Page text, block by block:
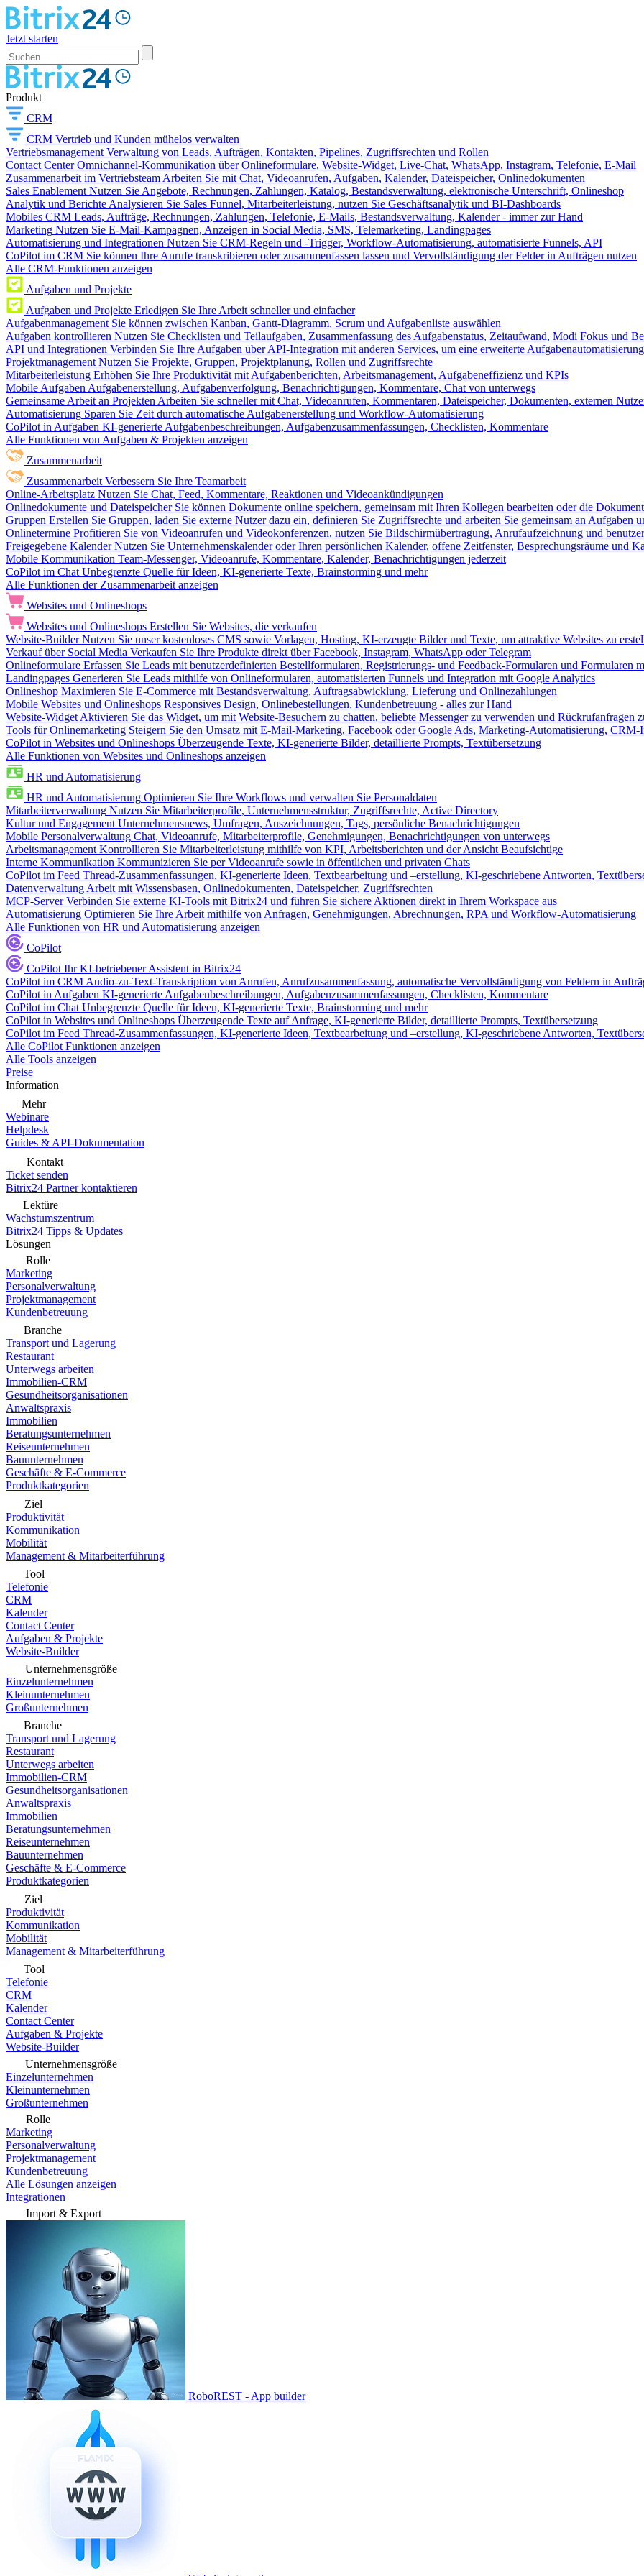
Jetzt starten
Produkt
CRM
CRM Vertrieb und Kunden mühelos verwalten
Vertriebsmanagement Verwaltung von Leads, Aufträgen, Kontakten, Pipelines, Zugriffsrechten und Rollen
Contact Center Omnichannel-Kommunikation über Onlineformulare, Website-Widget, Live-Chat, WhatsApp, Instagram, Telefonie, E-Mail
Zusammenarbeit im Vertriebsteam Arbeiten Sie mit Chat, Videoanrufen, Aufgaben, Kalender, Dateispeicher, Onlinedokumenten
Sales Enablement Nutzen Sie Angebote, Rechnungen, Zahlungen, Katalog, Bestandsverwaltung, elektronische Unterschrift, Onlineshop
Analytik und Berichte Analysieren Sie Sales Funnel, Mitarbeiterleistung, nutzen Sie Geschäftsanalytik und BI-Dashboards
Mobiles CRM Leads, Aufträge, Rechnungen, Zahlungen, Telefonie, E-Mails, Bestandsverwaltung, Kalender - immer zur Hand
Marketing Nutzen Sie E-Mail-Kampagnen, Anzeigen in Social Media, SMS, Telemarketing, Landingpages
Automatisierung und Integrationen Nutzen Sie CRM-Regeln und -Trigger, Workflow-Automatisierung, automatisierte Funnels, API
CoPilot im CRM Sie können Ihre Anrufe transkribieren oder zusammenfassen lassen und Vervollständigung der Felder in Aufträgen nutzen
Alle CRM-Funktionen anzeigen
Aufgaben und Projekte
Aufgaben und Projekte Erledigen Sie Ihre Arbeit schneller und einfacher
Aufgabenmanagement Sie können zwischen Kanban, Gantt-Diagramm, Scrum und Aufgabenliste auswählen
Aufgaben kontrollieren Nutzen Sie Checklisten und Teilaufgaben, Zusammenfassung des Aufgabenstatus, Zeitaufwand, Modi Fokus und
API und Integrationen Verbinden Sie Ihre Aufgaben über API-Integration mit anderen Services, um eine erweiterte
Projektmanagement Nutzen Sie Projekte, Gruppen, Projektplanung, Rollen und Zugriffsrechte
Mitarbeiterleistung Erhöhen Sie Ihre Produktivität mit Aufgabenberichten, Arbeitsmanagement, Aufgabeneffizienz und KPIs
Mobile Aufgaben Aufgabenerstellung, Aufgabenverfolgung, Benachrichtigungen, Kommentare, Chat von unterwegs
Gemeinsame Arbeit an Projekten Arbeiten Sie schneller mit Chat, Videoanrufen, Kommentaren, Dateispeicher, Dokumenten, externen
Automatisierung Sparen Sie Zeit durch automatische Aufgabenerstellung und Workflow-Automatisierung
CoPilot in Aufgaben KI-generierte Aufgabenbeschreibungen, Aufgabenzusammenfassungen, Checklisten, Kommentare
Alle Funktionen von Aufgaben & Projekten anzeigen
Zusammenarbeit
Zusammenarbeit Verbessern Sie Ihre Teamarbeit
Online-Arbeitsplatz Nutzen Sie Chat, Feed, Kommentare, Reaktionen und Videoankündigungen
Onlinedokumente und Dateispeicher Sie können Dokumente online speichern, gemeinsam mit Ihren Kollegen bearbeiten oder die
Gruppen Erstellen Sie Gruppen, laden Sie externe Nutzer dazu ein, definieren Sie Zugriffsrechte und arbeiten Sie gemeinsam an Aufgaben
Onlinetermine Profitieren Sie von Videoanrufen und Videokonferenzen, nutzen Sie Bildschirmübertragung, Anrufaufzeichnung und
Freigegebene Kalender Nutzen Sie Unternehmenskalender oder Ihren persönlichen Kalender, offene Zeitfenster, Besprechungsräume und
Mobile Kommunikation Team-Messenger, Videoanrufe, Kommentare, Kalender, Benachrichtigungen jederzeit
CoPilot im Chat Unbegrenzte Quelle für Ideen, KI-generierte Texte, Brainstorming und mehr
Alle Funktionen der Zusammenarbeit anzeigen
Websites und Onlineshops
Websites und Onlineshops Erstellen Sie Websites, die verkaufen
Website-Builder Nutzen Sie unser kostenloses CMS sowie Vorlagen, Hosting, KI-erzeugte Bilder und Texte, um attraktive Websites zu
Verkauf über Social Media Verkaufen Sie Ihre Produkte direkt über Facebook, Instagram, WhatsApp oder Telegram
Onlineformulare Erfassen Sie Leads mit benutzerdefinierten Bestellformularen, Registrierungs- und Feedback-Formularen und Formularen
Landingpages Generieren Sie Leads mithilfe von Onlineformularen, automatisierten Funnels und Integration mit Google Analytics
Onlineshop Maximieren Sie E-Commerce mit Bestandsverwaltung, Auftragsabwicklung, Lieferung und Onlinezahlungen
Mobile Websites und Onlineshops Responsives Design, Onlinebestellungen, Kundenbetreuung - alles zur Hand
Website-Widget Aktivieren Sie das Widget, um mit Website-Besuchern zu chatten, beliebte Messenger zu verwenden und Rückrufanfragen
Tools für Onlinemarketing Steigern Sie den Umsatz mit E-Mail-Marketing, Facebook oder Google Ads, Marketing-Automatisierung, CRM-
CoPilot in Websites und Onlineshops Überzeugende Texte, KI-generierte Bilder, detaillierte Prompts, Textübersetzung
Alle Funktionen von Websites und Onlineshops anzeigen
HR und Automatisierung
HR und Automatisierung Optimieren Sie Ihre Workflows und verwalten Sie Personaldaten
Mitarbeiterverwaltung Nutzen Sie Mitarbeiterprofile, Unternehmensstruktur, Zugriffsrechte, Active Directory
Kultur und Engagement Unternehmensnews, Umfragen, Auszeichnungen, Tags, persönliche Benachrichtigungen
Mobile Personalverwaltung Chat, Videoanrufe, Mitarbeiterprofile, Genehmigungen, Benachrichtigungen von unterwegs
Arbeitsmanagement Kontrollieren Sie Mitarbeiterleistung mithilfe von KPI, Arbeitsberichten und der Ansicht Beaufsichtige
Interne Kommunikation Kommunizieren Sie per Videoanrufe sowie in öffentlichen und privaten Chats
CoPilot im Feed Thread-Zusammenfassungen, KI-generierte Ideen, Textbearbeitung und –erstellung, KI-geschriebene Antworten,
Datenverwaltung Arbeit mit Wissensbasen, Onlinedokumenten, Dateispeicher, Zugriffsrechten
MCP-Server Verbinden Sie externe KI-Tools mit Bitrix24 und führen Sie sichere Aktionen direkt in Ihrem Workspace aus
Automatisierung Optimieren Sie Ihre Arbeit mithilfe von Anfragen, Genehmigungen, Abrechnungen, RPA und Workflow-Automatisierung
Alle Funktionen von HR und Automatisierung anzeigen
CoPilot
CoPilot Ihr KI-betriebener Assistent in Bitrix24
CoPilot im CRM Audio-zu-Text-Transkription von Anrufen, Anrufzusammenfassung, automatische Vervollständigung von Feldern in
CoPilot in Aufgaben KI-generierte Aufgabenbeschreibungen, Aufgabenzusammenfassungen, Checklisten, Kommentare
CoPilot im Chat Unbegrenzte Quelle für Ideen, KI-generierte Texte, Brainstorming und mehr
CoPilot in Websites und Onlineshops Überzeugende Texte auf Anfrage, KI-generierte Bilder, detaillierte Prompts, Textübersetzung
CoPilot im Feed Thread-Zusammenfassungen, KI-generierte Ideen, Textbearbeitung und –erstellung, KI-geschriebene Antworten,
Alle CoPilot Funktionen anzeigen
Alle Tools anzeigen
Preise
Information
Mehr
Webinare
Helpdesk
Guides & API-Dokumentation
Kontakt
Ticket senden
Bitrix24 Partner kontaktieren
Lektüre
Wachstumszentrum
Bitrix24 Tipps & Updates
Lösungen
Rolle
Marketing
Personalverwaltung
Projektmanagement
Kundenbetreuung
Branche
Transport und Lagerung
Restaurant
Unterwegs arbeiten
Immobilien-CRM
Gesundheitsorganisationen
Anwaltspraxis
Immobilien
Beratungsunternehmen
Reiseunternehmen
Bauunternehmen
Geschäfte & E-Commerce
Produktkategorien
Ziel
Produktivität
Kommunikation
Mobilität
Management & Mitarbeiterführung
Tool
Telefonie
CRM
Kalender
Contact Center
Aufgaben & Projekte
Website-Builder
Unternehmensgröße
Einzelunternehmen
Kleinunternehmen
Großunternehmen
Branche
Transport und Lagerung
Restaurant
Unterwegs arbeiten
Immobilien-CRM
Gesundheitsorganisationen
Anwaltspraxis
Immobilien
Beratungsunternehmen
Reiseunternehmen
Bauunternehmen
Geschäfte & E-Commerce
Produktkategorien
Ziel
Produktivität
Kommunikation
Mobilität
Management & Mitarbeiterführung
Tool
Telefonie
CRM
Kalender
Contact Center
Aufgaben & Projekte
Website-Builder
Unternehmensgröße
Einzelunternehmen
Kleinunternehmen
Großunternehmen
Rolle
Marketing
Personalverwaltung
Projektmanagement
Kundenbetreuung
Alle Lösungen anzeigen
Integrationen
Import & Export
RoboREST - App builder